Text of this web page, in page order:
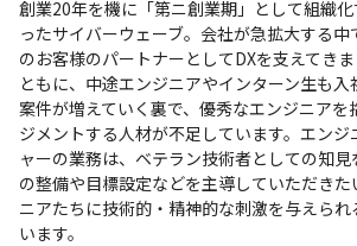
創業20年を機に「第ニ創業期」として組織
ったサイバーウェーブ。会社が急拡大する
のお客様のパートナーとしてDXを支えてき
ともに、中途エンジニアやインターン生も
案件が増えていく裏で、優秀なエンジニアを
ジメントする人材が不足しています。エン
ャーの業務は、ベテラン技術者としての知
の整備や目標設定などを主導していただき
ニアたちに技術的・精神的な刺激を与えら
います。